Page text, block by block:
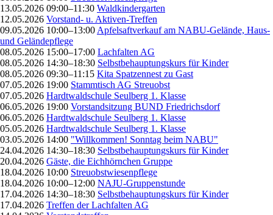
13.05.2026 09:00–11:30 Waldkindergarten
12.05.2026 Vorstand- u. Aktiven-Treffen
09.05.2026 10:00–13:00 Apfelsaftverkauf am NABU-Gelände, Haus-
und Geländepflege
08.05.2026 15:00–17:00 Lachfalten AG
08.05.2026 14:30–18:30 Selbstbehauptungskurs für Kinder
08.05.2026 09:30–11:15 Kita Spatzennest zu Gast
07.05.2026 19:00 Stammtisch AG Streuobst
07.05.2026 Hardtwaldschule Seulberg 1. Klasse
06.05.2026 19:00 Vorstandsitzung BUND Friedrichsdorf
06.05.2026 Hardtwaldschule Seulberg 1. Klasse
05.05.2026 Hardtwaldschule Seulberg 1. Klasse
03.05.2026 14:00 "Willkommen! Sonntag beim NABU"
24.04.2026 14:30–18:30 Selbstbehauptungskurs für Kinder
20.04.2026 Gäste, die Eichhörnchen Gruppe
18.04.2026 10:00 Streuobstwiesenpflege
18.04.2026 10:00–12:00 NAJU-Gruppenstunde
17.04.2026 14:30–18:30 Selbstbehauptungskurs für Kinder
17.04.2026 Treffen der Lachfalten AG